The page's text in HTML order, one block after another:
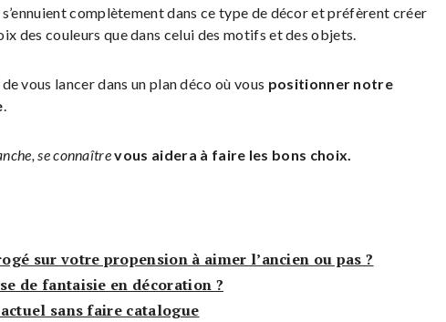
complètement dans ce type de décor et préfèrent créer
des couleurs que dans celui des motifs et des objets.
vous lancer dans un plan déco où vous positionner notre
.
se connaîtrevous aidera à faire les bons choix.
sur votre propension à aimer l’ancien ou pas ?
de fantaisie en décoration ?
sans faire catalogue